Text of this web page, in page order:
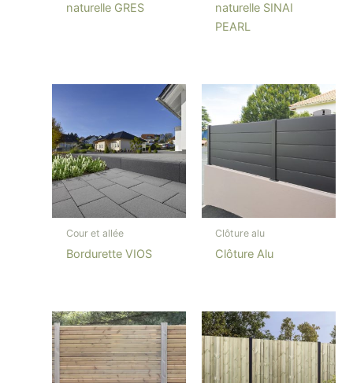
naturelle GRES
naturelle SINAI
PEARL
Cour et allée
Bordurette VIOS
Clôture alu
Clôture Alu